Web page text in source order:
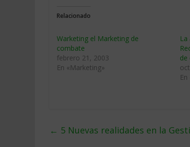
Relacionado
Warketing el Marketing de
combate
febrero 21, 2003
En «Marketing»
de
← 5 Nuevas realidades en la